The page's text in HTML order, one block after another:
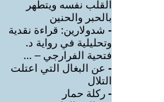
القلب نفسه ويتطهر
بالحبر والحنين
- شدولارين: قراءة نقدية
وتحليلية في رواية د.
فتحية الفرارجي – ...
- عن البغال التي اعتلت
التلال
- ركلة حمار